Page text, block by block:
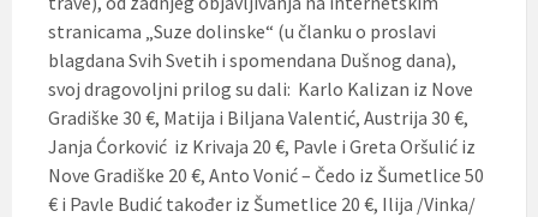
stranicama „Suze dolinske“ (u članku o proslavi
blagdana Svih Svetih i spomendana Dušnog dana),
svoj dragovoljni prilog su dali: Karlo Kalizan iz Nove
Gradiške 30 €, Matija i Biljana Valentić, Austrija 30 €,
Janja Ćorković iz Krivaja 20 €, Pavle i Greta Oršulić iz
Nove Gradiške 20 €, Anto Vonić – Čedo iz Šumetlice 50
€ i Pavle Budić također iz Šumetlice 20 €, Ilija /Vinka/